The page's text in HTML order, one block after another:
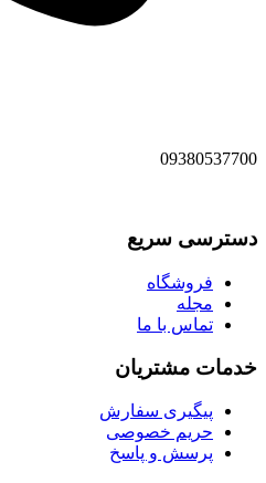
09380537700
دسترسی سریع
فروشگاه
مجله
تماس با ما
خدمات مشتریان
پیگیری سفارش
حریم خصوصی
پرسش و پاسخ